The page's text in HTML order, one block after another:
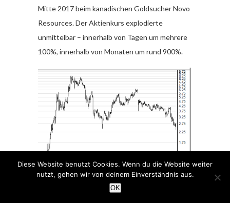
Mitte 2017 beim kanadischen Goldsucher Novo
Resources. Der Aktienkurs explodierte
unmittelbar – innerhalb von Tagen um mehrere
100%, innerhalb von Monaten um rund 900%.
Diese Website benutzt Cookies. Wenn du die Website weiter
nutzt, gehen wir von deinem Einverständnis aus.
OK